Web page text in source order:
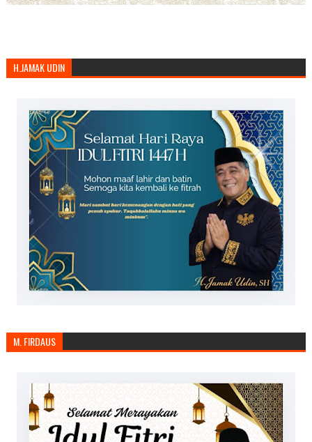
H.JAMAK UDIN
M. FIRDAUS